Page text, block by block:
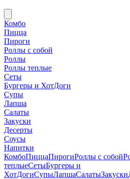
Комбо
Пицца
Пироги
Роллы с собой
Роллы
Роллы теплые
Сеты
Бургеры и ХотДоги
Супы
Лапша
Салаты
Закуски
Десерты
Соусы
Напитки
КомбоПиццаПирогиРоллы с собой
теплыеСетыБургеры и
ХотДогиСупыЛапшаСалатыЗакуски